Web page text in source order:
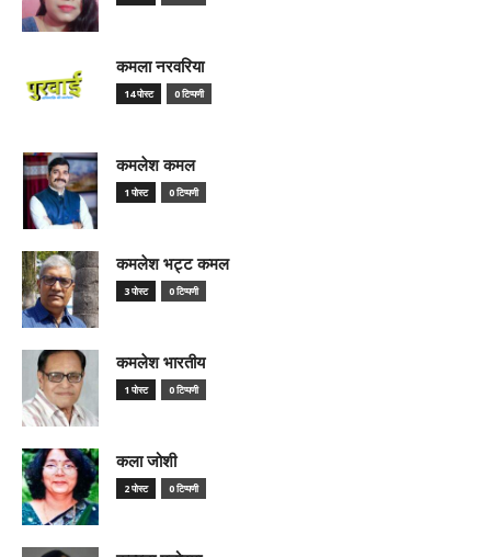
कमला नरवरिया
14 पोस्ट 0 टिप्पणी
कमलेश कमल
1 पोस्ट 0 टिप्पणी
कमलेश भट्ट कमल
3 पोस्ट 0 टिप्पणी
कमलेश भारतीय
1 पोस्ट 0 टिप्पणी
कला जोशी
2 पोस्ट 0 टिप्पणी